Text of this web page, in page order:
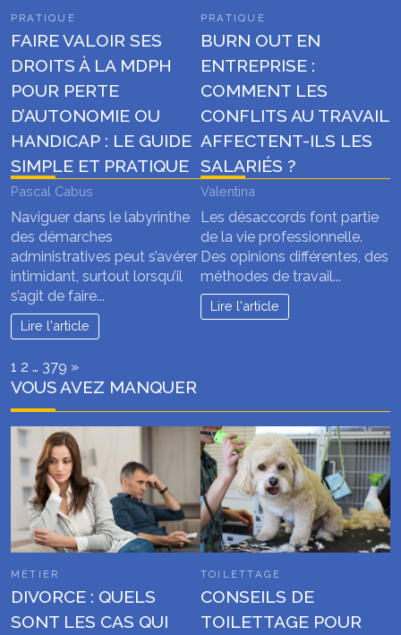
PRATIQUE
FAIRE VALOIR SES
DROITS À LA MDPH
POUR PERTE
D’AUTONOMIE OU
HANDICAP : LE GUIDE
SIMPLE ET PRATIQUE
Pascal Cabus
Naviguer dans le labyrinthe
des démarches
administratives peut s’avérer
intimidant, surtout lorsqu’il
s’agit de faire...
Lire l'article
PRATIQUE
BURN OUT EN
ENTREPRISE :
COMMENT LES
CONFLITS AU TRAVAIL
AFFECTENT-ILS LES
SALARIÉS ?
Valentina
Les désaccords font partie
de la vie professionnelle.
Des opinions différentes, des
méthodes de travail...
Lire l'article
Page:
1 2 … 379 Next
»
VOUS AVEZ MANQUER
MÉTIER
DIVORCE : QUELS
SONT LES CAS QUI
TOILETTAGE
CONSEILS DE
TOILETTAGE POUR